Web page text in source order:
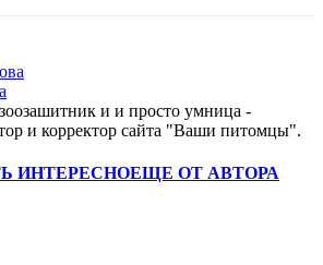
и и просто умница -
и корректор сайта "Ваши питомцы".
ИНТЕРЕСНОЕЩЕ ОТ АВТОРА